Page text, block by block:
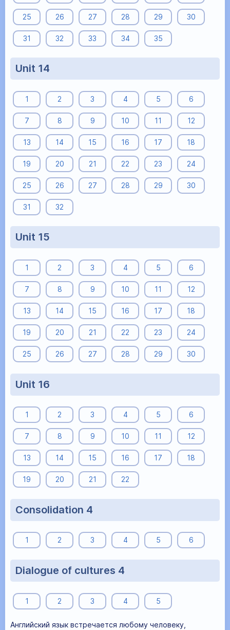
25 26 27 28 29 30
31 32 33 34 35
Unit 14
1 2 3 4 5 6
7 8 9 10 11 12
13 14 15 16 17 18
19 20 21 22 23 24
25 26 27 28 29 30
31 32
Unit 15
1 2 3 4 5 6
7 8 9 10 11 12
13 14 15 16 17 18
19 20 21 22 23 24
25 26 27 28 29 30
Unit 16
1 2 3 4 5 6
7 8 9 10 11 12
13 14 15 16 17 18
19 20 21 22
Consolidation 4
1 2 3 4 5 6
Dialogue of cultures 4
1 2 3 4 5
Английский язык встречается любому человеку,